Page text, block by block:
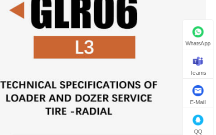
WhatsApp
Teams
E-Mail
QQ